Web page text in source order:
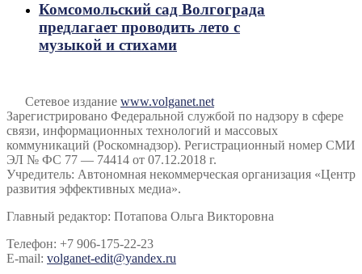
Комсомольский сад Волгограда
предлагает проводить лето с
музыкой и стихами
Сетевое издание www.volganet.net
Зарегистрировано Федеральной службой по надзору в сфере
связи, информационных технологий и массовых
коммуникаций (Роскомнадзор). Регистрационный номер СМИ
ЭЛ № ФС 77 — 74414 от 07.12.2018 г.
Учредитель: Автономная некоммерческая организация «Центр
развития эффективных медиа».
Главный редактор: Потапова Ольга Викторовна
Телефон: +7 906-175-22-23
E-mail: volganet-edit@yandex.ru